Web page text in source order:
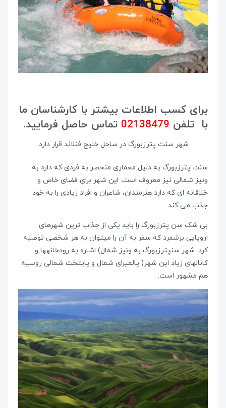
برای کسب اطلاعات بیشتر با کارشناسان ما
با تلفن 02138479 تماس حاصل فرمایید.
شهر سنت پترزبورگ در ساحل خلیج فنلاند قرار دارد.
سنت پترزبورگ به دلیل معماری منحصر به فردی که دارد به
ونیز شمالی نیز معروف است. این شهر برای فضای خاص و
خلاقانه ای که دارد هنرمندان، شاعران و افراد زیادی را به خود
جذب می کند.
بی شک سن پترزبورگ را باید یکی از جذاب ترین شهرهای
اروپایی برشمرد که سفر به آن را میتوان به هر شخصی توصیه
کرد. شهر سنپترزبورگ به ونیز شمال) اشاره به رودخانهها و
کانالهای زیاد این شهر( پالمیرای شمال و پایتخت شمالی روسیه
هم مشهور است.